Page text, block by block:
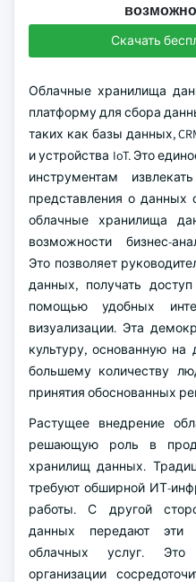
Скачать
Облачные хранилища
платформу для сбора
таких как базы данных,
и устройства IoT. Это
инструментам
представления о данных
облачные хранилища
возможности бизнес-
Это позволяет
данных, получать
помощью удобных
визуализации. Эта
культуру, основанную
большему количеству
принятия обоснованных
Растущее внедрение
решающую роль в
хранилищ данных.
требуют обширной ИТ-
работы. С другой
данных передают эти
облачных услуг. Это
организации